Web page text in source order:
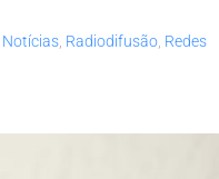
Notícias Radiodifusão Redes